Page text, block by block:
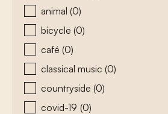
animal (0)
bicycle (0)
café (0)
classical music (0)
countryside (0)
covid-19 (0)